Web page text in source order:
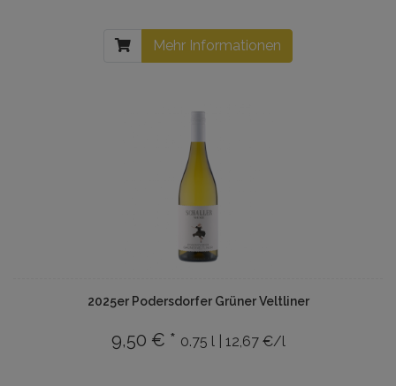
Mehr Informationen
2025er Podersdorfer Grüner Veltliner
9,50 € * 0.75 l | 12,67 €/l